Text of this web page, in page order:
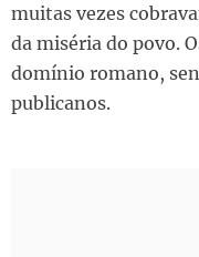
muitas vezes
da miséria do povo.
domínio romano,
publicanos.